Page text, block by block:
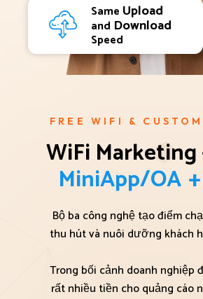
FREE WIFI &
WiFi Marketing
MiniApp/OA +
Bộ ba công nghệ tạo điểm
thu hút và nuôi dưỡng khách
Trong bối cảnh doanh nghiệp
rất nhiều tiền cho quảng cáo
Same Upload
and Download
Speed